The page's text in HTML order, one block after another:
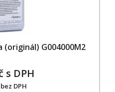
(originál) G004000M2
s DPH
DPH